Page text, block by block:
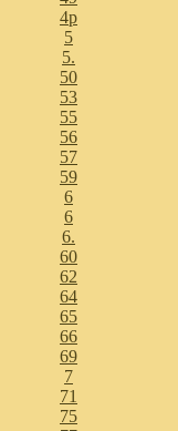
4p
5
5.
50
53
55
56
57
59
6
6
6.
60
62
64
65
66
69
7
71
75